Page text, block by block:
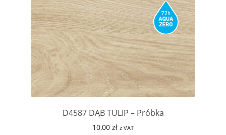
D4587 DĄB TULIP – Próbka
10,00 zł z VAT